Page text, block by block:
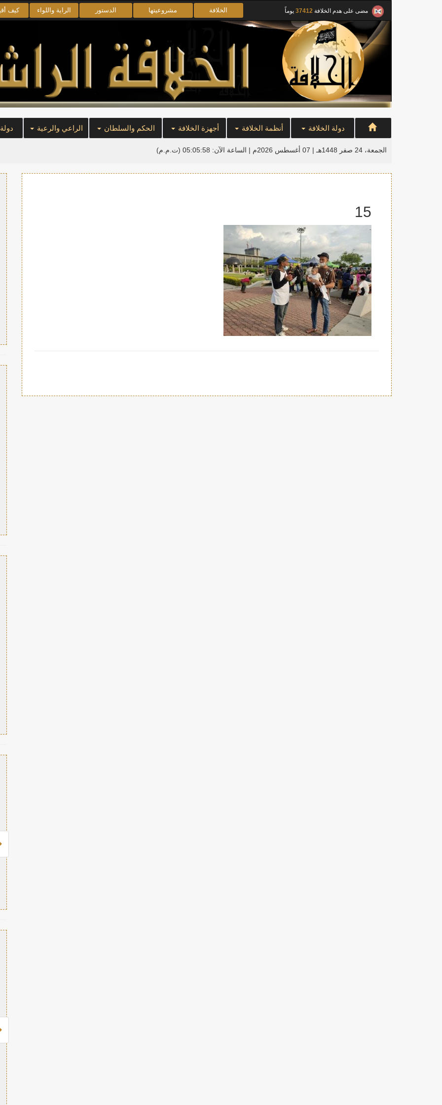
مضى على هدم الخلافة 37412 يوماً الخلافة مشروعيتها الدستور الراية واللواء كيف
دولة الخلافة أنظمة الخلافة أجهزة الخلافة الحكم والسلطان الراعي والرعية
الجمعة، 24 صفر 1448هـ | 07 أغسطس 2026م | الساعة الآن: 05:05:58 (ت.م.م)
15